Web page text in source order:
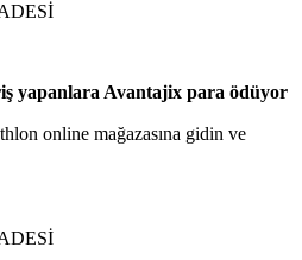
yapanlara Avantajix para ödüyor
online mağazasına gidin ve